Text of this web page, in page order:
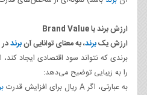
ارزش برند یا Brand Value
ارزش یکبرند، به معنای توانایی آنبرند
برندی که نتواند سود اقتصادی ایجاد کند،
را به زیبایی توضیح می‌دهد:
به عبارتی، اگر A ریال برای افزایش قدرت